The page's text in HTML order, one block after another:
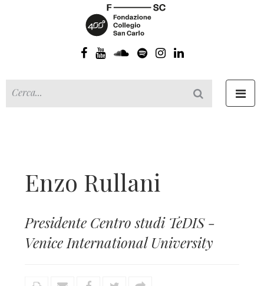
Enzo Rullani
Presidente Centro studi TeDIS -
Venice International University